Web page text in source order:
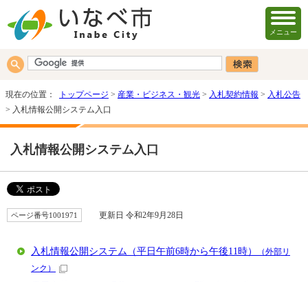
メニュー
現在の位置： トップページ > 産業・ビジネス・観光 > 入札契約情報 > 入札公告
> 入札情報公開システム入口
入札情報公開システム入口
ページ番号1001971 更新日 令和2年9月28日
入札情報公開システム（平日午前6時から午後11時）
（外部リ
ンク）